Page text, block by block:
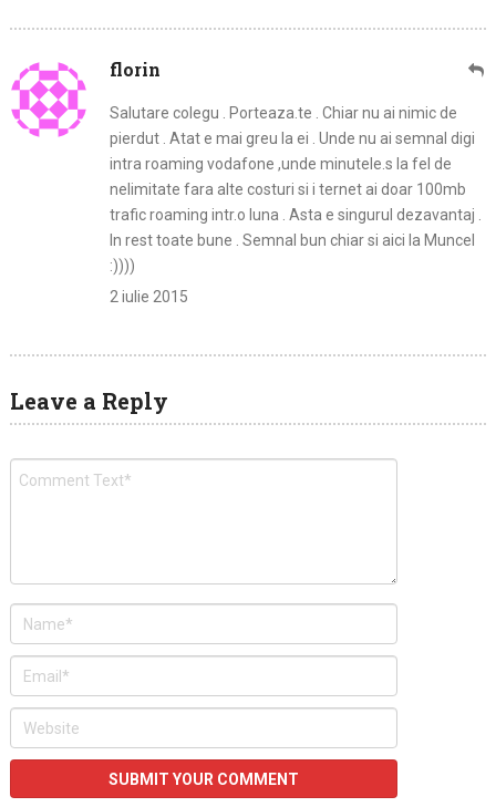
florin
Salutare colegu . Porteaza.te . Chiar nu ai nimic de
pierdut . Atat e mai greu la ei . Unde nu ai semnal digi
intra roaming vodafone ,unde minutele.s la fel de
nelimitate fara alte costuri si i ternet ai doar 100mb
trafic roaming intr.o luna . Asta e singurul dezavantaj .
In rest toate bune . Semnal bun chiar si aici la Muncel
:))))
2 iulie 2015
Leave a Reply